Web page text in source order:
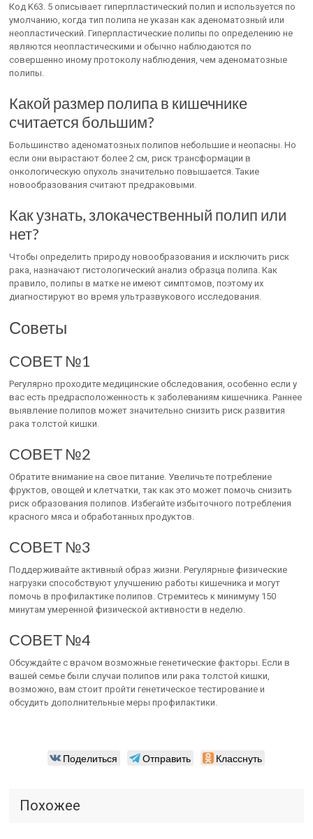
Код K63. 5 описывает гиперпластический полип и используется по
умолчанию, когда тип полипа не указан как аденоматозный или
неопластический. Гиперпластические полипы по определению не
являются неопластическими и обычно наблюдаются по
совершенно иному протоколу наблюдения, чем аденоматозные
полипы.
Какой размер полипа в кишечнике
считается большим?
Большинство аденоматозных полипов небольшие и неопасны. Но
если они вырастают более 2 см, риск трансформации в
онкологическую опухоль значительно повышается. Такие
новообразования считают предраковыми.
Как узнать, злокачественный полип или
нет?
Чтобы определить природу новообразования и исключить риск
рака, назначают гистологический анализ образца полипа. Как
правило, полипы в матке не имеют симптомов, поэтому их
диагностируют во время ультразвукового исследования.
Советы
СОВЕТ №1
Регулярно проходите медицинские обследования, особенно если у
вас есть предрасположенность к заболеваниям кишечника. Раннее
выявление полипов может значительно снизить риск развития
рака толстой кишки.
СОВЕТ №2
Обратите внимание на свое питание. Увеличьте потребление
фруктов, овощей и клетчатки, так как это может помочь снизить
риск образования полипов. Избегайте избыточного потребления
красного мяса и обработанных продуктов.
СОВЕТ №3
Поддерживайте активный образ жизни. Регулярные физические
нагрузки способствуют улучшению работы кишечника и могут
помочь в профилактике полипов. Стремитесь к минимуму 150
минутам умеренной физической активности в неделю.
СОВЕТ №4
Обсуждайте с врачом возможные генетические факторы. Если в
вашей семье были случаи полипов или рака толстой кишки,
возможно, вам стоит пройти генетическое тестирование и
обсудить дополнительные меры профилактики.
Поделиться Отправить Класснуть
Похожее